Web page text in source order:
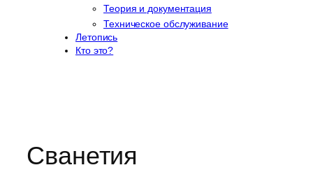
Теория и документация
Техническое обслуживание
Летопись
Кто это?
Сванетия